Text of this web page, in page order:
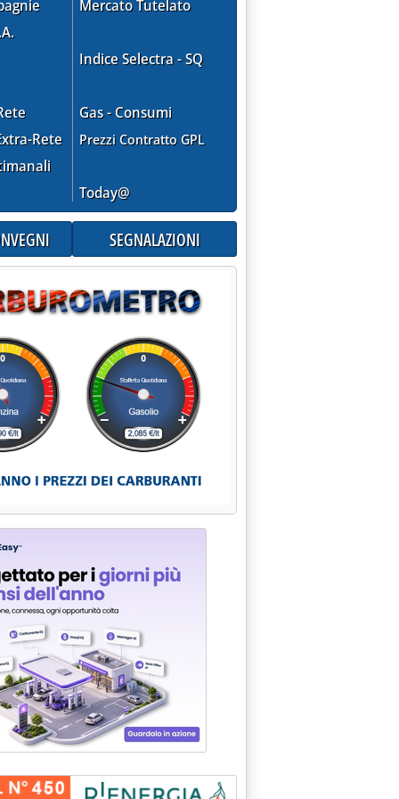
Rete
Mercato Tutelato
Indice Selectra - SQ
Gas - Consumi
Prezzi Contratto GPL
Today@
SEGNALAZIONI